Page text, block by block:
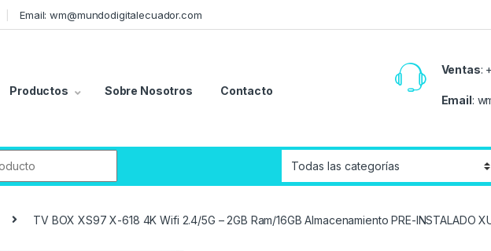
Email: wm@mundodigitalecuador.com
Productos Sobre Nosotros Contacto
Ventas:
Email:
TV BOX XS97 X-618 4K Wifi 2.4/5G – 2GB Ram/16GB Almacenamiento PRE-INSTALADO